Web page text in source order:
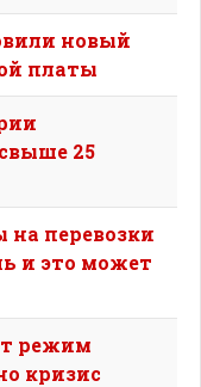
новый
платы
25
перевозки
и это может
режим
кризис